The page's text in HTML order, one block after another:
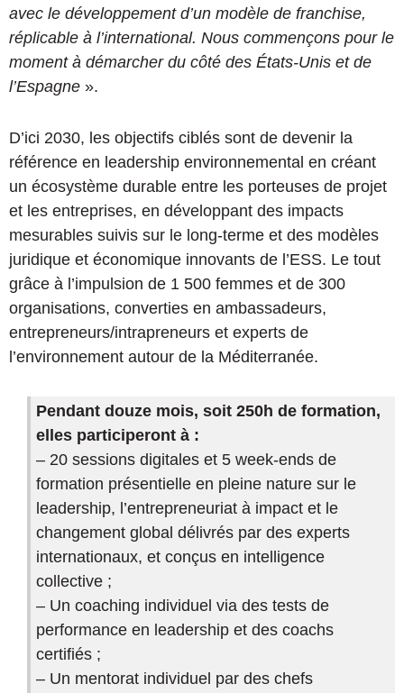
avec le développement d’un modèle de franchise,
réplicable à l’international. Nous commençons pour le
moment à démarcher du côté des États-Unis et de
l’Espagne ».
D’ici 2030, les objectifs ciblés sont de devenir la
référence en leadership environnemental en créant
un écosystème durable entre les porteuses de projet
et les entreprises, en développant des impacts
mesurables suivis sur le long-terme et des modèles
juridique et économique innovants de l’ESS. Le tout
grâce à l’impulsion de 1 500 femmes et de 300
organisations, converties en ambassadeurs,
entrepreneurs/intrapreneurs et experts de
l’environnement autour de la Méditerranée.
Pendant douze mois, soit 250h de formation,
elles participeront à :
– 20 sessions digitales et 5 week-ends de
formation présentielle en pleine nature sur le
leadership, l’entrepreneuriat à impact et le
changement global délivrés par des experts
internationaux, et conçus en intelligence
collective ;
– Un coaching individuel via des tests de
performance en leadership et des coachs
certifiés ;
– Un mentorat individuel par des chefs